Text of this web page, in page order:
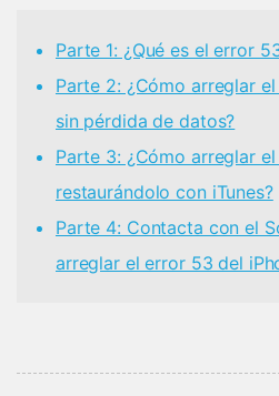
Parte 1: ¿Qué es el error
󠀰Parte 2: ¿Cómo arreglar
sin pérdida de datos?󠀲󠀡󠀡󠀣󠀠󠀨󠀣󠀣󠀥󠀳
󠀰Parte 3: ¿Cómo arreglar
restaurándolo con iTunes?󠀲󠀡󠀡󠀣󠀠󠀨󠀣󠀣󠀦󠀳
Parte 4: Contacta con el
arreglar el error 53 del